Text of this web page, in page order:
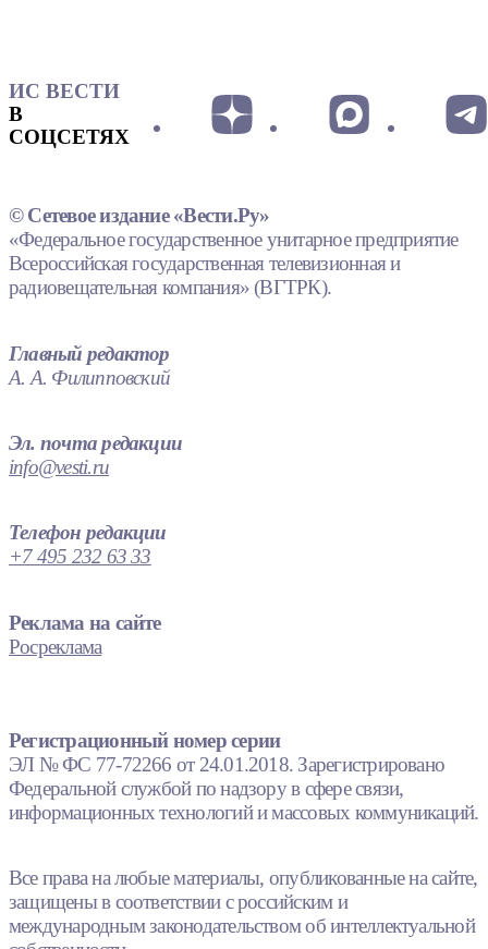
ИС ВЕСТИ
В
СОЦСЕТЯХ
© Сетевое издание «Вести.Ру»
«Федеральное государственное унитарное предприятие
Всероссийская государственная телевизионная и
радиовещательная компания» (ВГТРК).
Главный редактор
А. А. Филипповский
Эл. почта редакции
info@vesti.ru
Телефон редакции
+7 495 232 63 33
Реклама на сайте
Росреклама
Регистрационный номер серии
ЭЛ № ФС 77-72266 от 24.01.2018. Зарегистрировано
Федеральной службой по надзору в сфере связи,
информационных технологий и массовых коммуникаций.
Все права на любые материалы, опубликованные на сайте,
защищены в соответствии с российским и
международным законодательством об интеллектуальной